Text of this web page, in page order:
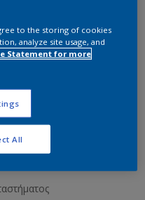
10L
Υπολογισμός
to the storing of cookies
analyze site usage, and
Statement for more
All